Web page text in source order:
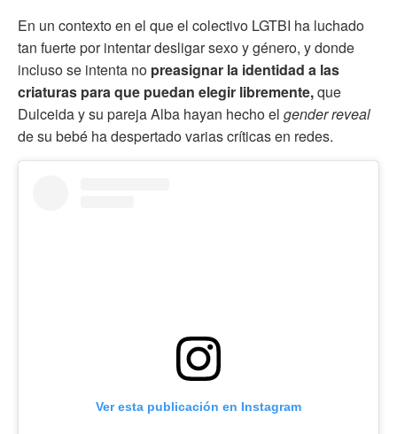
En un contexto en el que el colectivo LGTBI ha luchado
tan fuerte por intentar desligar sexo y género, y donde
incluso se intenta no preasignar la identidad a las
criaturas para que puedan elegir libremente,que
Dulceida y su pareja Alba hayan hecho el gender reveal
de su bebé ha despertado varias críticas en redes.
Ver esta publicación en Instagram